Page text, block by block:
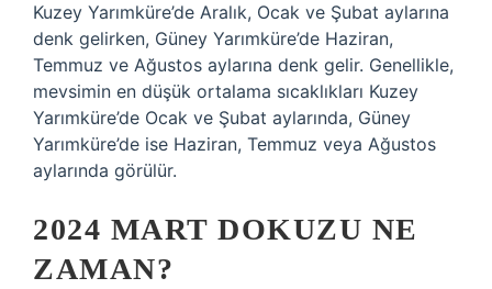
Kuzey Yarımküre’de Aralık, Ocak ve Şubat aylarına
denk gelirken, Güney Yarımküre’de Haziran,
Temmuz ve Ağustos aylarına denk gelir. Genellikle,
mevsimin en düşük ortalama sıcaklıkları Kuzey
Yarımküre’de Ocak ve Şubat aylarında, Güney
Yarımküre’de ise Haziran, Temmuz veya Ağustos
aylarında görülür.
2024 MART DOKUZU NE
ZAMAN?